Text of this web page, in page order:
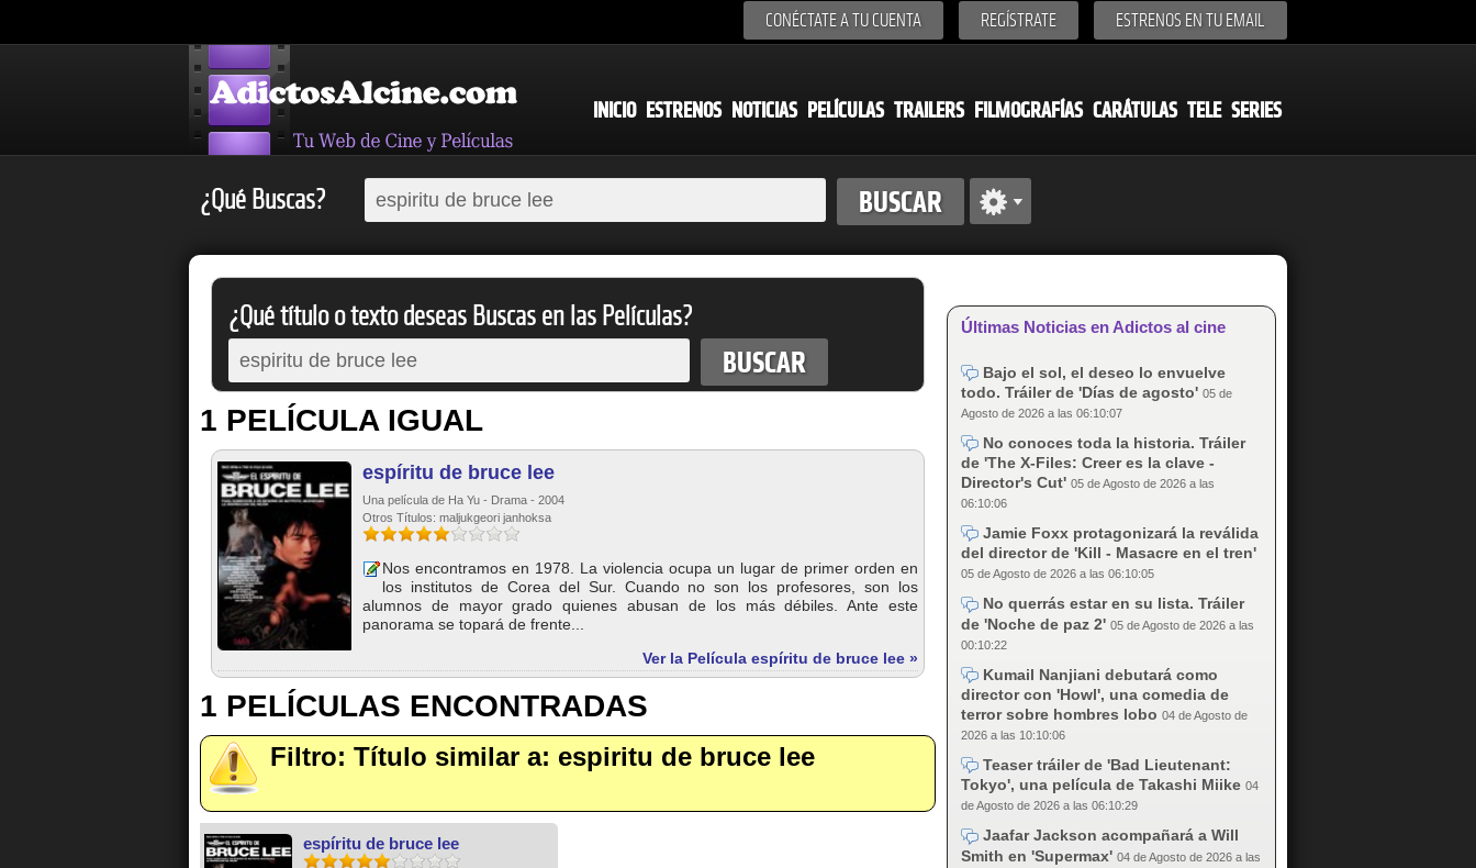
CONÉCTATE A TU CUENTA REGÍSTRATE ESTRENOS EN TU EMAIL
INICIO ESTRENOS NOTICIAS PELÍCULAS TRAILERS FILMOGRAFÍAS CARÁTULAS TELE SERIES
¿Qué Buscas?
¿Qué título o texto deseas Buscas en las Películas?
1 PELÍCULA IGUAL
espíritu de bruce lee
Una película de Ha Yu - Drama - 2004
Otros Títulos: maljukgeori janhoksa
Nos encontramos en 1978. La violencia ocupa un lugar de primer orden en
los institutos de Corea del Sur. Cuando no son los profesores, son los
alumnos de mayor grado quienes abusan de los más débiles. Ante este
panorama se topará de frente...
Ver la Película espíritu de bruce lee »
1 PELÍCULAS ENCONTRADAS
Filtro: Título similar a: espiritu de bruce lee
espíritu de bruce lee
Últimas Noticias en Adictos al cine
Bajo el sol, el deseo lo envuelve
todo. Tráiler de 'Días de agosto' 05 de
Agosto de 2026 a las 06:10:07
No conoces toda la historia. Tráiler
de 'The X-Files: Creer es la clave -
Director's Cut' 05 de Agosto de 2026 a las
06:10:06
Jamie Foxx protagonizará la reválida
del director de 'Kill - Masacre en el tren'
05 de Agosto de 2026 a las 06:10:05
No querrás estar en su lista. Tráiler
de 'Noche de paz 2' 05 de Agosto de 2026 a las
00:10:22
Kumail Nanjiani debutará como
director con 'Howl', una comedia de
terror sobre hombres lobo 04 de Agosto de
2026 a las 10:10:06
Teaser tráiler de 'Bad Lieutenant:
Tokyo', una película de Takashi Miike 04
de Agosto de 2026 a las 06:10:29
Jaafar Jackson acompañará a Will
Smith en 'Supermax' 04 de Agosto de 2026 a las